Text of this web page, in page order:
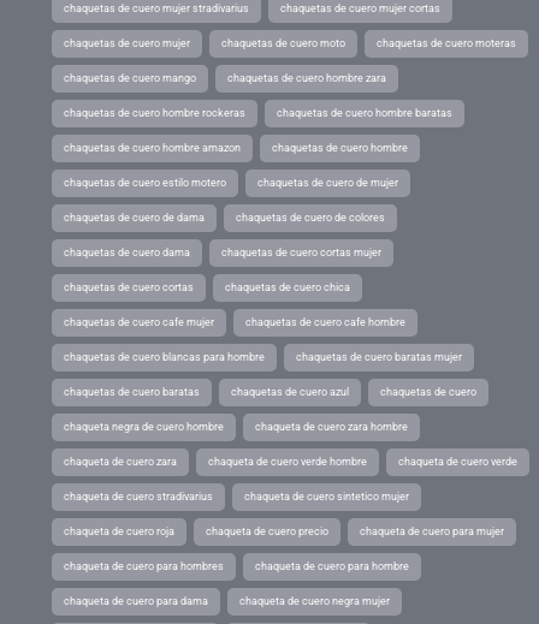
chaquetas de cuero mujer stradivarius chaquetas de cuero mujer cortas
chaquetas de cuero mujer chaquetas de cuero moto chaquetas de cuero moteras
chaquetas de cuero mango chaquetas de cuero hombre zara
chaquetas de cuero hombre rockeras chaquetas de cuero hombre baratas
chaquetas de cuero hombre amazon chaquetas de cuero hombre
chaquetas de cuero estilo motero chaquetas de cuero de mujer
chaquetas de cuero de dama chaquetas de cuero de colores
chaquetas de cuero dama chaquetas de cuero cortas mujer
chaquetas de cuero cortas chaquetas de cuero chica
chaquetas de cuero cafe mujer chaquetas de cuero cafe hombre
chaquetas de cuero blancas para hombre chaquetas de cuero baratas mujer
chaquetas de cuero baratas chaquetas de cuero azul chaquetas de cuero
chaqueta negra de cuero hombre chaqueta de cuero zara hombre
chaqueta de cuero zara chaqueta de cuero verde hombre chaqueta de cuero verde
chaqueta de cuero stradivarius chaqueta de cuero sintetico mujer
chaqueta de cuero roja chaqueta de cuero precio chaqueta de cuero para mujer
chaqueta de cuero para hombres chaqueta de cuero para hombre
chaqueta de cuero para dama chaqueta de cuero negra mujer